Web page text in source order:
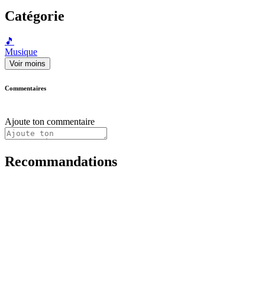
Catégorie
🎵
Musique
Voir moins
Commentaires
Ajoute ton commentaire
Recommandations